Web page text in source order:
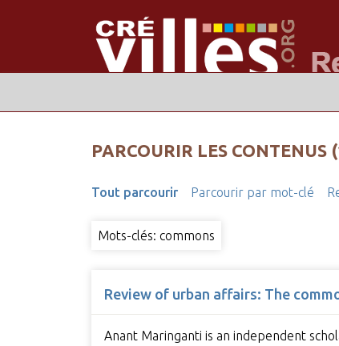
PARCOURIR LES CONTENUS
Tout parcourir Parcourir par mot-clé
Mots-clés: commons
Review of urban affairs: The
Anant Maringanti is an independent